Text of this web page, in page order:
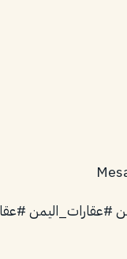
#عقارات_اليمن